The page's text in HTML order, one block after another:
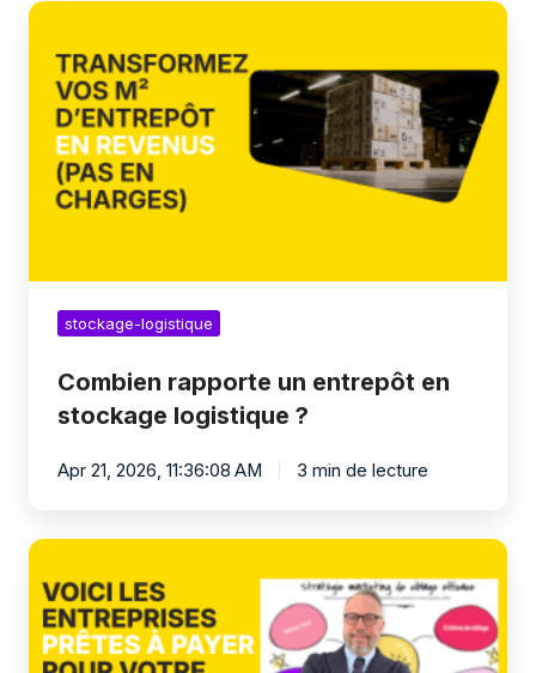
Combien
entrepôt
stockage
logistique
stockage-logistique
Combien rapporte un entrepôt en
stockage logistique ?
Apr 21, 2026, 11:36:08 AM 3 min de lecture
Quelles
ont
besoin
du